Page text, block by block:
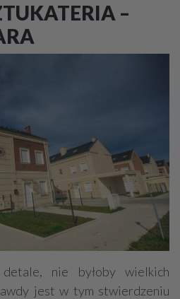
–
nie byłoby wielkich
jest w tym stwierdzeniu